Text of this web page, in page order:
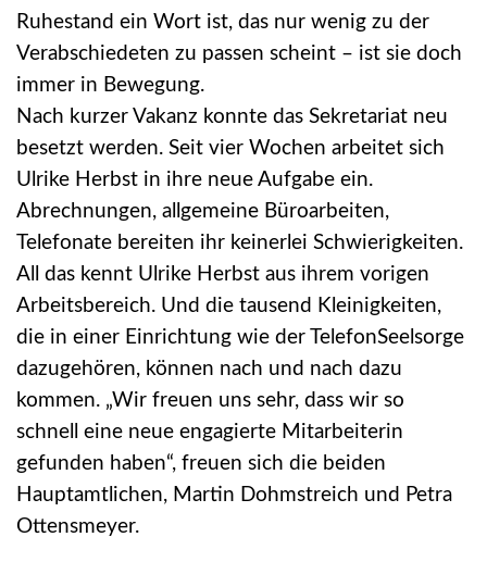
Ruhestand ein Wort ist, das nur wenig zu der
Verabschiedeten zu passen scheint – ist sie doch
immer in Bewegung.
Nach kurzer Vakanz konnte das Sekretariat neu
besetzt werden. Seit vier Wochen arbeitet sich
Ulrike Herbst in ihre neue Aufgabe ein.
Abrechnungen, allgemeine Büroarbeiten,
Telefonate bereiten ihr keinerlei Schwierigkeiten.
All das kennt Ulrike Herbst aus ihrem vorigen
Arbeitsbereich. Und die tausend Kleinigkeiten,
die in einer Einrichtung wie der TelefonSeelsorge
dazugehören, können nach und nach dazu
kommen. „Wir freuen uns sehr, dass wir so
schnell eine neue engagierte Mitarbeiterin
gefunden haben“, freuen sich die beiden
Hauptamtlichen, Martin Dohmstreich und Petra
Ottensmeyer.